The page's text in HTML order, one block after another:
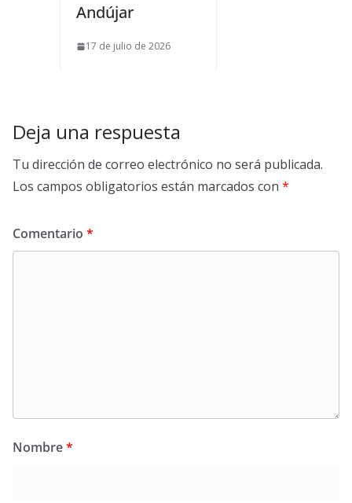
Andújar
17 de julio de 2026
Deja una respuesta
Tu dirección de correo electrónico no será publicada.
Los campos obligatorios están marcados con *
Comentario *
Nombre*